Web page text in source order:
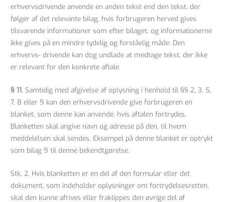
erhvervsdrivende anvende en anden tekst end den tekst, der
følger af det relevante bilag, hvis forbrugeren herved gives
tilsvarende informationer som efter bilaget, og informationerne
ikke gives på en mindre tydelig og forståelig måde. Den
erhvervs- drivende kan dog undlade at medtage tekst, der ikke
er relevant for den konkrete aftale.
§ 11. Samtidig med afgivelse af oplysning i henhold til §§ 2, 3, 5,
7, 8 eller 9 kan den erhvervsdrivende give forbrugeren en
blanket, som denne kan anvende, hvis aftalen fortrydes.
Blanketten skal angive navn og adresse på den, til hvem
meddelelsen skal sendes. Eksempel på denne blanket er optrykt
som bilag 9 til denne bekendtgørelse.
Stk. 2. Hvis blanketten er en del af den formular eller det
dokument, som indeholder oplysninger om fortrydelsesretten,
skal den kunne afrives eller fraklippes den øvrige del af